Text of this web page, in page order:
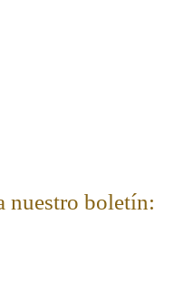
nuestro boletín: